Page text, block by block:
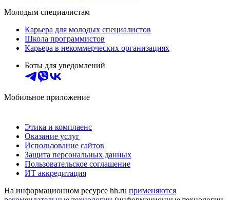
Молодым специалистам
Карьера для молодых специалистов
Школа программистов
Карьера в некоммерческих организациях
Боты для уведомлений
Мобильное приложение
Этика и комплаенс
Оказание услуг
Использование сайтов
Защита персональных данных
Пользовательское соглашение
ИТ аккредитация
На информационном ресурсе hh.ru применяются